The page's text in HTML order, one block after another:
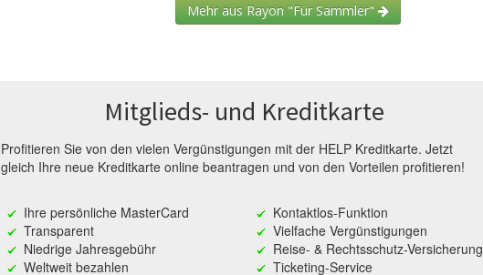
Mehr aus Rayon "Für Sammler"
Mitglieds- und Kreditkarte
Profitieren Sie von den vielen Vergünstigungen mit der HELP Kreditkarte. Jetzt
gleich Ihre neue Kreditkarte online beantragen und von den Vorteilen profitieren!
Ihre persönliche MasterCard
Transparent
Niedrige Jahresgebühr
Weltweit bezahlen
Kontaktlos-Funktion
Vielfache Vergünstigungen
Reise- & Rechtsschutz-Versicherung
Ticketing-Service